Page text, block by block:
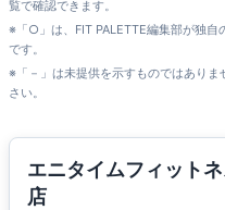
覧で確認できます。
※「○」は、FIT PALETTE編集部が独自
です。
※「－」は未提供を示すものではあり
さい。
エニタイムフィット
店